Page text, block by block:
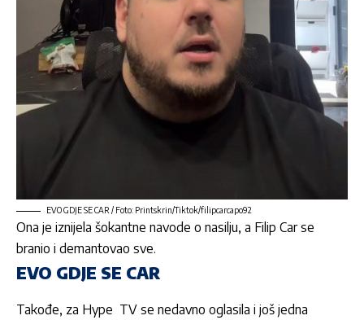
EVO GDJE SE CAR / Foto: Printskrin/Tiktok/filipcarcapo92
Ona je iznijela šokantne navode o nasilju, a Filip Car se
branio i demantovao sve.
EVO GDJE SE CAR
Takođe, za Hype TV se nedavno oglasila i još jedna